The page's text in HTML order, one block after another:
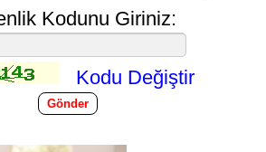
Kodunu Giriniz:
Kodu Değiştir